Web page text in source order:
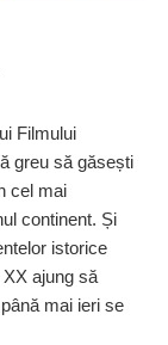
Filmului
greu să găsești
cel mai
continent. Și
istorice
ajung să
mai ieri se